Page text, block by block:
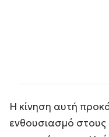
Η κίνηση αυτή
ενθουσιασμό στους